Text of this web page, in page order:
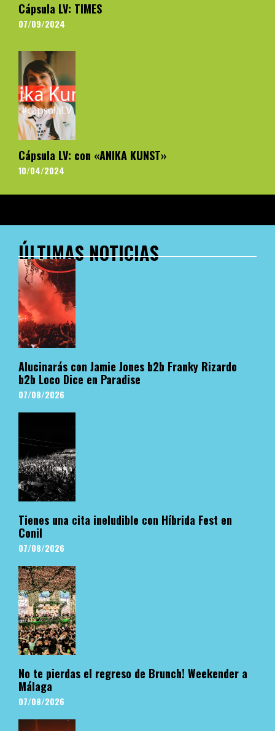
Cápsula LV: TIMES
07/09/2024
Cápsula LV: con «ANIKA KUNST»
10/04/2024
ÚLTIMAS NOTICIAS
Alucinarás con Jamie Jones b2b Franky Rizardo
b2b Loco Dice en Paradise
07/08/2026
Tienes una cita ineludible con Híbrida Fest en
Conil
07/08/2026
No te pierdas el regreso de Brunch! Weekender a
Málaga
07/08/2026